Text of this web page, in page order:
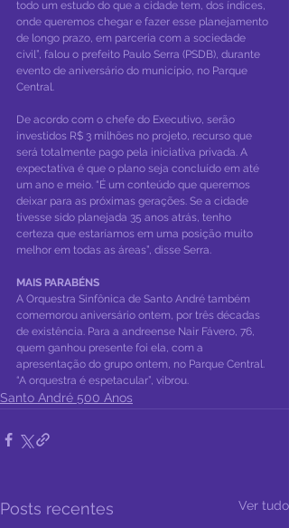
todo um estudo do que a cidade tem, dos índices,
onde queremos chegar e fazer esse planejamento
de longo prazo, em parceria com a sociedade
civil”, falou o prefeito Paulo Serra (PSDB), durante
evento de aniversário do município, no Parque
Central.
De acordo com o chefe do Executivo, serão
investidos R$ 3 milhões no projeto, recurso que
será totalmente pago pela iniciativa privada. A
expectativa é que o plano seja concluído em até
um ano e meio. “É um conteúdo que queremos
deixar para as próximas gerações. Se a cidade
tivesse sido planejada 35 anos atrás, tenho
certeza que estaríamos em uma posição muito
melhor em todas as áreas”, disse Serra.
MAIS PARABÉNS
A Orquestra Sinfônica de Santo André também
comemorou aniversário ontem, por três décadas
de existência. Para a andreense Nair Fávero, 76,
quem ganhou presente foi ela, com a
apresentação do grupo ontem, no Parque Central.
“A orquestra é espetacular”, vibrou.
Santo André 500 Anos
Posts recentes Ver tudo